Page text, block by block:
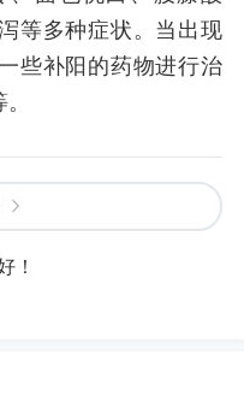
等多种症状。当出现
些补阳的药物进行治
！